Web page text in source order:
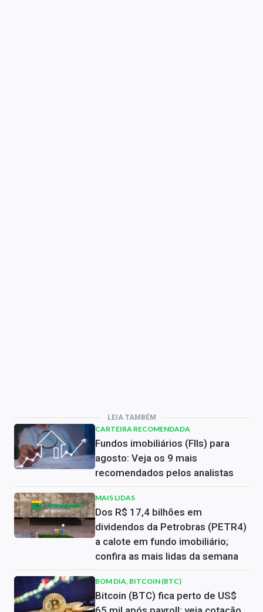
LEIA TAMBÉM
CARTEIRA RECOMENDADA
Fundos imobiliários (FIIs) para
agosto: Veja os 9 mais
recomendados pelos analistas
MAIS LIDAS
Dos R$ 17,4 bilhões em
dividendos da Petrobras (PETR4)
a calote em fundo imobiliário;
confira as mais lidas da semana
BOM DIA, BITCOIN (BTC)
Bitcoin (BTC) fica perto de US$